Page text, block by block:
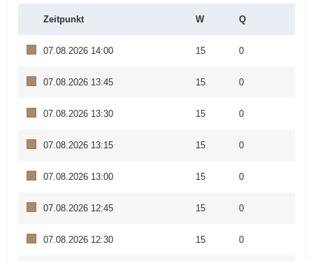
Zeitpunkt W Q
07.08.2026 14:00 15 0
07.08.2026 13:45 15 0
07.08.2026 13:30 15 0
07.08.2026 13:15 15 0
07.08.2026 13:00 15 0
07.08.2026 12:45 15 0
07.08.2026 12:30 15 0